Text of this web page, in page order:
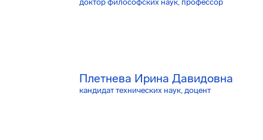
Плетнева Ирина Давидовна
кандидат технических наук, доцент